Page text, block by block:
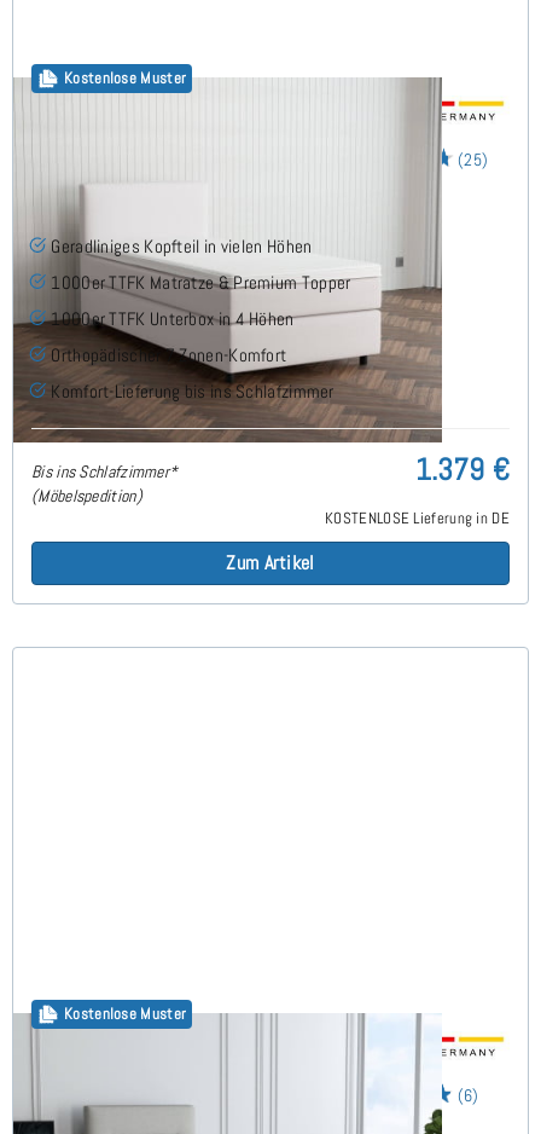
Kostenlose Muster
(25)
Geradliniges Kopfteil in vielen Höhen
1000er TTFK Matratze & Premium Topper
1000er TTFK Unterbox in 4 Höhen
Orthopädischer 7 Zonen-Komfort
Komfort-Lieferung bis ins Schlafzimmer
Bis ins Schlafzimmer*
(Möbelspedition)
1.379 €
KOSTENLOSE Lieferung in DE
Zum Artikel
Kostenlose Muster
(6)